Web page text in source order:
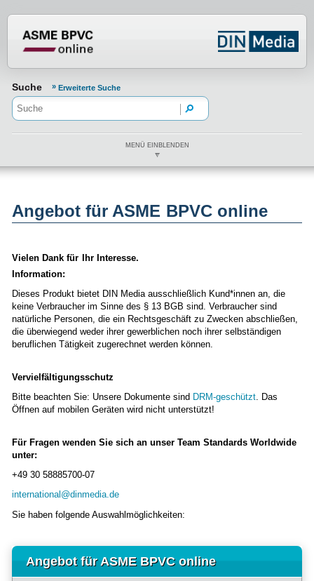
Suche Erweiterte Suche
MENÜ EINBLENDEN
Angebot für ASME BPVC online
Vielen Dank für Ihr Interesse.
Information:
Dieses Produkt bietet DIN Media ausschließlich Kund*innen an, die
keine Verbraucher im Sinne des § 13 BGB sind. Verbraucher sind
natürliche Personen, die ein Rechtsgeschäft zu Zwecken abschließen,
die überwiegend weder ihrer gewerblichen noch ihrer selbständigen
beruflichen Tätigkeit zugerechnet werden können.
Vervielfältigungsschutz
Bitte beachten Sie: Unsere Dokumente sind DRM-geschützt. Das
Öffnen auf mobilen Geräten wird nicht unterstützt!
Für Fragen wenden Sie sich an unser Team Standards Worldwide
unter:
+49 30 58885700-07
international@dinmedia.de
Sie haben folgende Auswahlmöglichkeiten:
Angebot für ASME BPVC online